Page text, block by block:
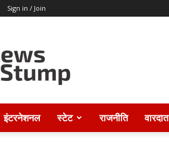
Sign in / Join
Stump
इंटरनेशनल स्टेट राजनीति वारदात